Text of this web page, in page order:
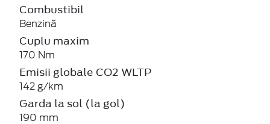
Combustibil
Benzină
Cuplu maxim
170 Nm
Emisii globale CO2 WLTP
142 g/km
Garda la sol (la gol)
190 mm